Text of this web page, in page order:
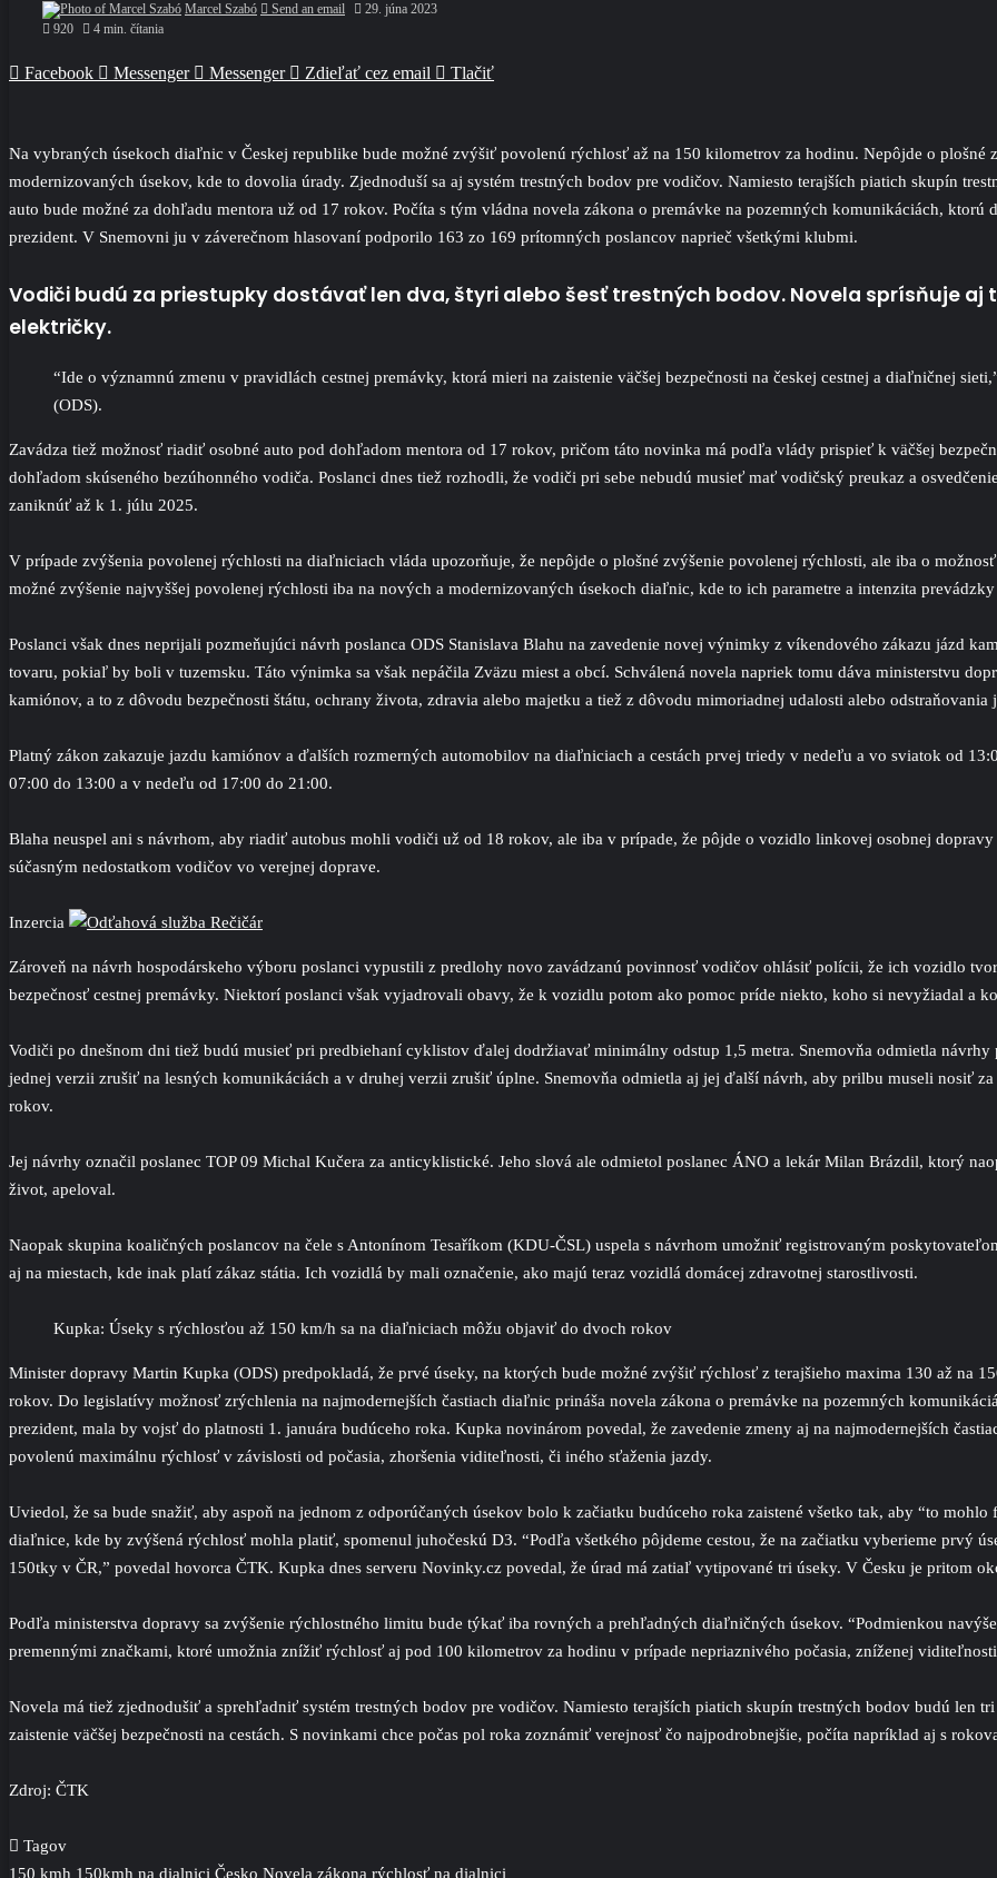
Marcel Szabó Send an email
29. júna 2023
920
4 min. čítania
Facebook Messenger Messenger Zdieľať cez email Tlačiť
Na vybraných úsekoch diaľnic v Českej republike bude možné zvýšiť povolenú rýchlosť až na 150 kilometrov za hodinu. Nepôjde o
modernizovaných úsekov, kde to dovolia úrady. Zjednoduší sa aj systém trestných bodov pre vodičov. Namiesto terajších piatich skupín
auto bude možné za dohľadu mentora už od 17 rokov. Počíta s tým vládna novela zákona o premávke na pozemných komunikáciách, ktorú
prezident. V Snemovni ju v záverečnom hlasovaní podporilo 163 zo 169 prítomných poslancov naprieč všetkými klubmi.
Vodiči budú za priestupky dostávať len dva, štyri alebo šesť trestných bodov. Novela sprísňuje
električky.
“Ide o významnú zmenu v pravidlách cestnej premávky, ktorá mieri na zaistenie väčšej bezpečnosti na českej cestnej a diaľničnej
(ODS).
Zavádza tiež možnosť riadiť osobné auto pod dohľadom mentora od 17 rokov, pričom táto novinka má podľa vlády prispieť k väčšej
dohľadom skúseného bezúhonného vodiča. Poslanci dnes tiež rozhodli, že vodiči pri sebe nebudú musieť mať vodičský preukaz a
zaniknúť až k 1. júlu 2025.
V prípade zvýšenia povolenej rýchlosti na diaľniciach vláda upozorňuje, že nepôjde o plošné zvýšenie povolenej rýchlosti, ale iba o
možné zvýšenie najvyššej povolenej rýchlosti iba na nových a modernizovaných úsekoch diaľnic, kde to ich parametre a intenzita
Poslanci však dnes neprijali pozmeňujúci návrh poslanca ODS Stanislava Blahu na zavedenie novej výnimky z víkendového zákazu jázd
tovaru, pokiaľ by boli v tuzemsku. Táto výnimka sa však nepáčila Zväzu miest a obcí. Schválená novela napriek tomu dáva ministerstvu
kamiónov, a to z dôvodu bezpečnosti štátu, ochrany života, zdravia alebo majetku a tiež z dôvodu mimoriadnej udalosti alebo odstraňovania
Platný zákon zakazuje jazdu kamiónov a ďalších rozmerných automobilov na diaľniciach a cestách prvej triedy v nedeľu a vo sviatok od
07:00 do 13:00 a v nedeľu od 17:00 do 21:00.
Blaha neuspel ani s návrhom, aby riadiť autobus mohli vodiči už od 18 rokov, ale iba v prípade, že pôjde o vozidlo linkovej osobnej
súčasným nedostatkom vodičov vo verejnej doprave.
Inzercia
Zároveň na návrh hospodárskeho výboru poslanci vypustili z predlohy novo zavádzanú povinnosť vodičov ohlásiť polícii, že ich vozidlo
bezpečnosť cestnej premávky. Niektorí poslanci však vyjadrovali obavy, že k vozidlu potom ako pomoc príde niekto, koho si nevyžiadal a
Vodiči po dnešnom dni tiež budú musieť pri predbiehaní cyklistov ďalej dodržiavať minimálny odstup 1,5 metra. Snemovňa odmietla
jednej verzii zrušiť na lesných komunikáciách a v druhej verzii zrušiť úplne. Snemovňa odmietla aj jej ďalší návrh, aby prilbu museli nosiť
rokov.
Jej návrhy označil poslanec TOP 09 Michal Kučera za anticyklistické. Jeho slová ale odmietol poslanec ÁNO a lekár Milan Brázdil, ktorý
život, apeloval.
Naopak skupina koaličných poslancov na čele s Antonínom Tesaříkom (KDU-ČSL) uspela s návrhom umožniť registrovaným
aj na miestach, kde inak platí zákaz státia. Ich vozidlá by mali označenie, ako majú teraz vozidlá domácej zdravotnej starostlivosti.
Kupka: Úseky s rýchlosťou až 150 km/h sa na diaľniciach môžu objaviť do dvoch rokov
Minister dopravy Martin Kupka (ODS) predpokladá, že prvé úseky, na ktorých bude možné zvýšiť rýchlosť z terajšieho maxima 130 až na
rokov. Do legislatívy možnosť zrýchlenia na najmodernejších častiach diaľnic prináša novela zákona o premávke na pozemných
prezident, mala by vojsť do platnosti 1. januára budúceho roka. Kupka novinárom povedal, že zavedenie zmeny aj na najmodernejších
povolenú maximálnu rýchlosť v závislosti od počasia, zhoršenia viditeľnosti, či iného sťaženia jazdy.
Uviedol, že sa bude snažiť, aby aspoň na jednom z odporúčaných úsekov bolo k začiatku budúceho roka zaistené všetko tak, aby “to
diaľnice, kde by zvýšená rýchlosť mohla platiť, spomenul juhočeskú D3. “Podľa všetkého pôjdeme cestou, že na začiatku vyberieme prvý
150tky v ČR,” povedal hovorca ČTK. Kupka dnes serveru Novinky.cz povedal, že úrad má zatiaľ vytipované tri úseky. V Česku je pritom
Podľa ministerstva dopravy sa zvýšenie rýchlostného limitu bude týkať iba rovných a prehľadných diaľničných úsekov. “Podmienkou
premennými značkami, ktoré umožnia znížiť rýchlosť aj pod 100 kilometrov za hodinu v prípade nepriaznivého počasia, zníženej
Novela má tiež zjednodušiť a sprehľadniť systém trestných bodov pre vodičov. Namiesto terajších piatich skupín trestných bodov budú len
zaistenie väčšej bezpečnosti na cestách. S novinkami chce počas pol roka zoznámiť verejnosť čo najpodrobnejšie, počíta napríklad aj s
Zdroj: ČTK
Tagov
150 kmh 150kmh na dialnici Česko Novela zákona rýchlosť na dialnici